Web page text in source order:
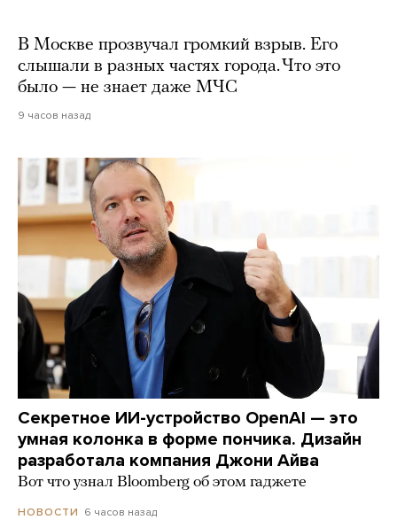
В Москве прозвучал громкий взрыв. Его
слышали в разных частях города. Что это
было — не знает даже МЧС
9 часов назад
Секретное ИИ-устройство OpenAI — это
умная колонка в форме пончика. Дизайн
разработала компания Джони Айва
Вот что узнал Bloomberg об этом гаджете
НОВОСТИ 6 часов назад